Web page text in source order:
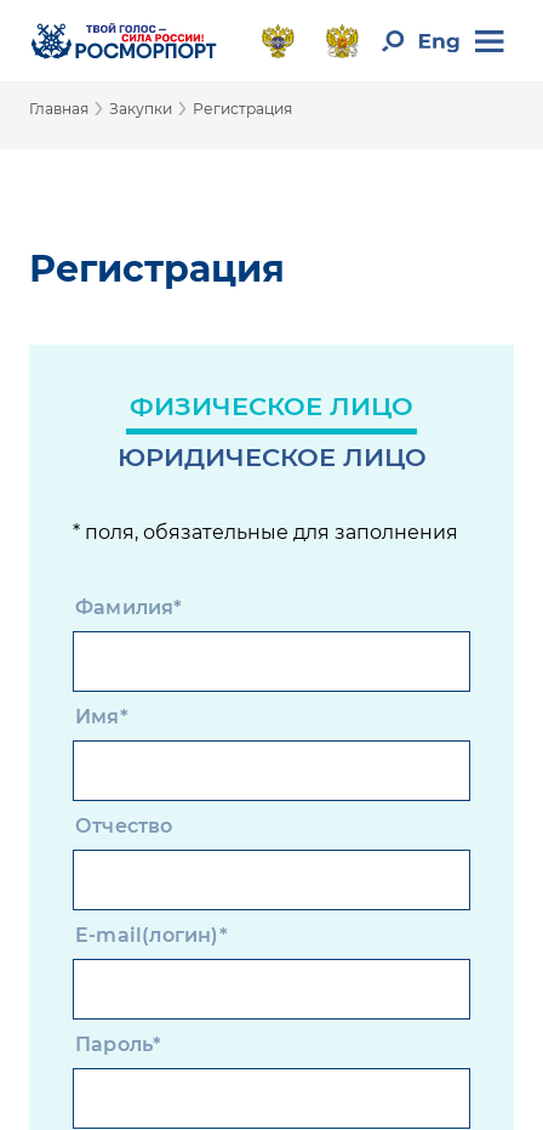
Главная › Закупки › Регистрация
Регистрация
ФИЗИЧЕСКОЕ ЛИЦО
ЮРИДИЧЕСКОЕ ЛИЦО
* поля, обязательные для заполнения
Фамилия*
Имя*
Отчество
E-mail(логин)*
Пароль*